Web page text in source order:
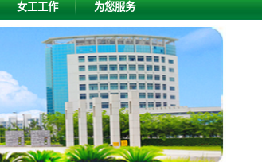
女工工作 为您服务